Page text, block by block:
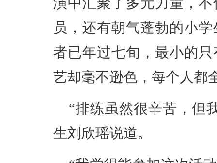
演中汇聚了多元力量，
员，还有朝气蓬勃的小
者已年过七旬，最小的
艺却毫不逊色，每个人都
“排练虽然很辛苦，但
生刘欣瑶说道。